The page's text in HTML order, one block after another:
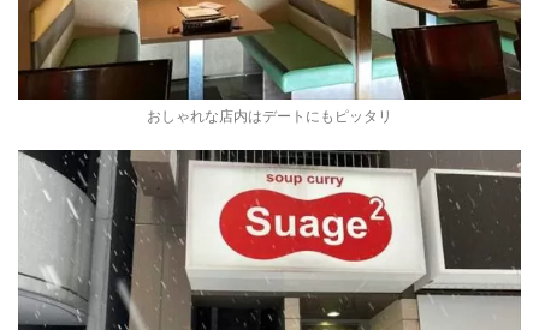
おしゃれな店内はデートにもピッタリ